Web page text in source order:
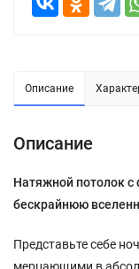
Описание
Описание
Натяжной потолок
бескрайнюю
Представьте себе